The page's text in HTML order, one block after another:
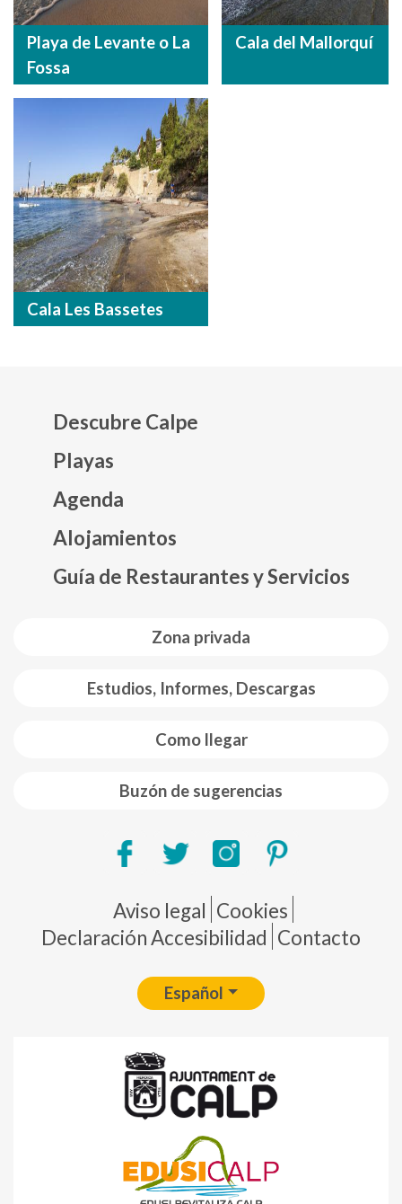
Playa de Levante o La
Fossa
Cala del Mallorquí
Cala Les Bassetes
Zona privada
Estudios, Informes, Descargas
Como llegar
Buzón de sugerencias
Descubre Calpe
Playas
Agenda
Alojamientos
Guía de Restaurantes y Servicios
Pie de página
Aviso legal Cookies
Declaración Accesibilidad Contacto
Español